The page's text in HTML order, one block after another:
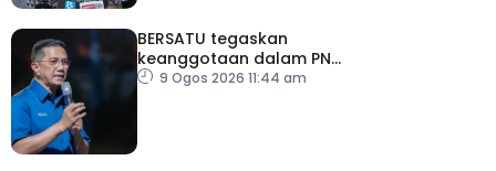
BERSATU tegaskan
keanggotaan dalam PN
masih sah
9 Ogos 2026 11:44 am